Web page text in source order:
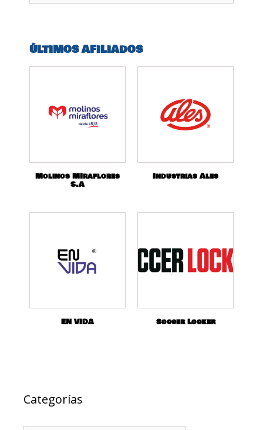
ÚLTIMOS AFILIADOS
Molinos MIraflores
S.A
Industrias Ales
EN VIDA Soccer Locker
Categorías